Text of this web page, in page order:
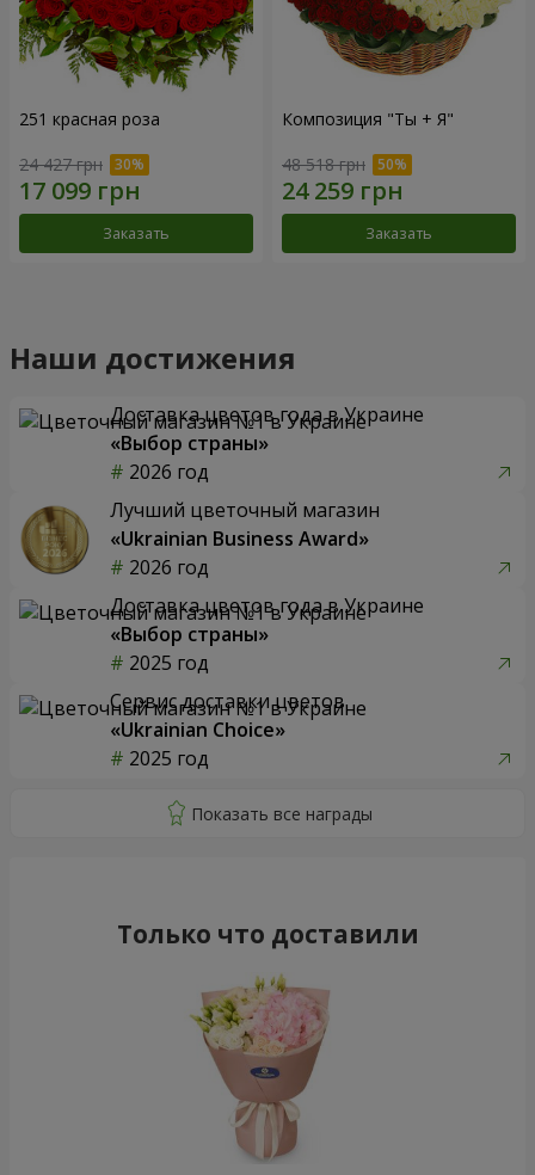
251 красная роза
24 427 грн
Заказать
Композиция "Ты + Я"
48 518 грн
Заказать
Наши достижения
Доставка цветов года в Украине
«Выбор страны»
2026 год
Лучший цветочный магазин
«Ukrainian Business Award»
2026 год
Доставка цветов года в Украине
«Выбор страны»
2025 год
Сервис доставки цветов
«Ukrainian Choice»
2025 год
Только что доставили